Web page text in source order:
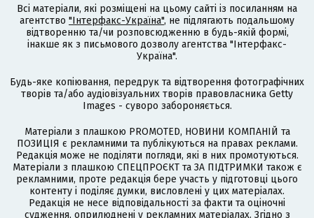
Всі матеріали, які розміщені на цьому сайті із посиланням на
агентство "Інтерфакс-Україна", не підлягають подальшому
відтворенню та/чи розповсюдженню в будь-якій формі,
інакше як з письмового дозволу агентства "Інтерфакс-
Україна".
Будь-яке копіювання, передрук та відтворення фотографічних
творів та/або аудіовізуальних творів правовласника Getty
Images - суворо забороняється.
Матеріали з плашкою PROMOTED, НОВИНИ КОМПАНІЙ та
ПОЗИЦІЯ є рекламними та публікуються на правах реклами.
Редакція може не поділяти погляди, які в них промотуються.
Матеріали з плашкою СПЕЦПРОЄКТ та ЗА ПІДТРИМКИ також є
рекламними, проте редакція бере участь у підготовці цього
контенту і поділяє думки, висловлені у цих матеріалах.
Редакція не несе відповідальності за факти та оціночні
судження, оприлюднені у рекламних матеріалах. Згідно з